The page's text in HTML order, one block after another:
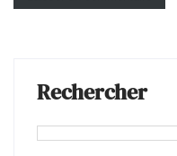
Rechercher